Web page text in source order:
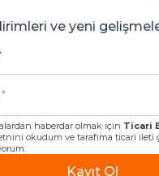
ve yeni
haberdar olmak için Ticari
okudum ve tarafıma ticari ileti
Kayıt Ol